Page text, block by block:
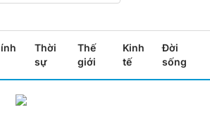
Thời
sự
Thế
giới
Kinh
tế
Đời
sống